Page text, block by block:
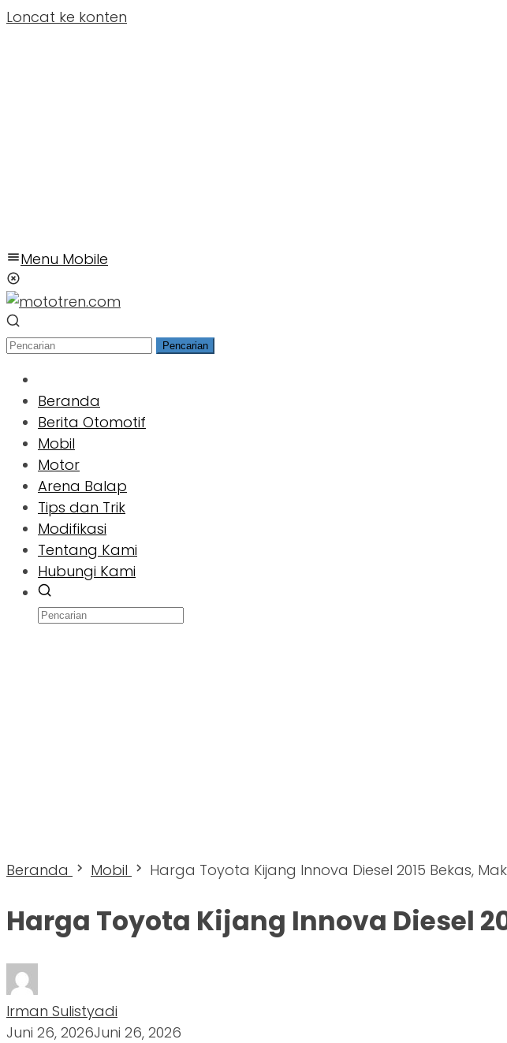
Loncat ke konten
Menu Mobile
Pencarian
Beranda
Berita Otomotif
Mobil
Motor
Arena Balap
Tips dan Trik
Modifikasi
Tentang Kami
Hubungi Kami
Beranda Mobil Harga Toyota Kijang Innova Diesel 2015 Bekas,
Harga Toyota Kijang Innova Diesel
Irman Sulistyadi
Juni 26, 2026Juni 26, 2026